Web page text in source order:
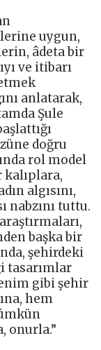
uygun,
âdeta bir
ve itibarı
anlatarak,
Şule
doğru
rol model
kalıplara,
algısını,
nabzını tuttu.
başka bir
şehirdeki
tasarımlar
gibi şehir
hem
onurla.”